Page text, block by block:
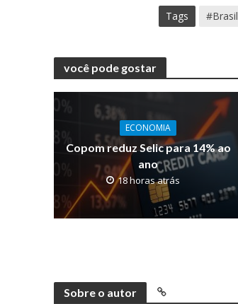
Tags #Brasil
você pode gostar
ECONOMIA
Copom reduz Selic para 14% ao
ano
18 horas atrás
Sobre o autor